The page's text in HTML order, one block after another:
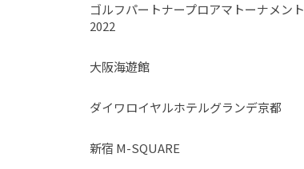
ゴルフパートナープロアマトーナメント
2022
大阪海遊館
ダイワロイヤルホテルグランデ京都
新宿 M-SQUARE